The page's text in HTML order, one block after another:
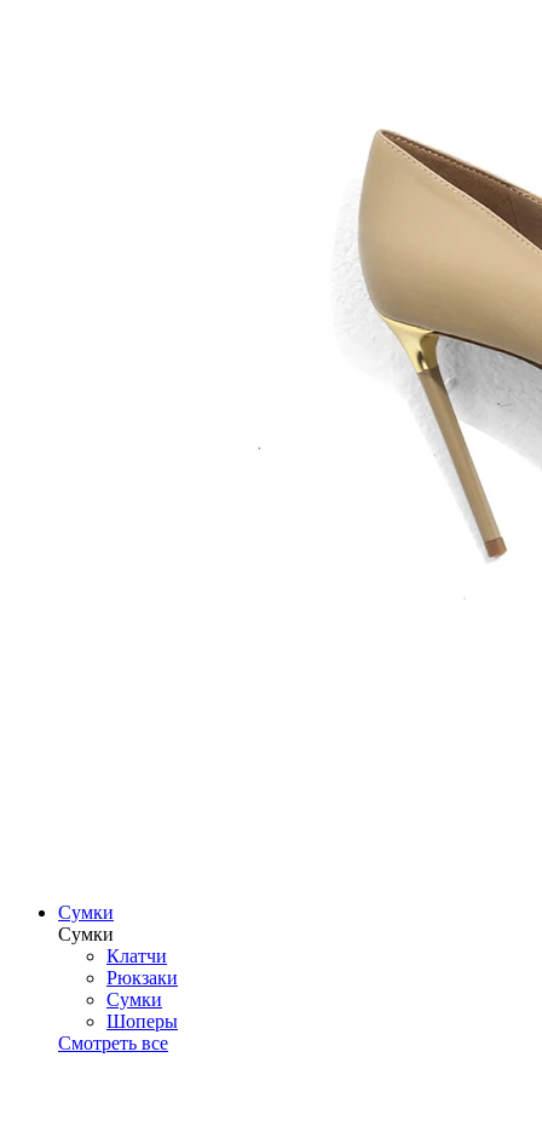
Сумки
Сумки
Клатчи
Рюкзаки
Сумки
Шоперы
Смотреть все